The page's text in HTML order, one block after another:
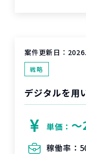
案件更新日：
戦略
単価：
稼働率：